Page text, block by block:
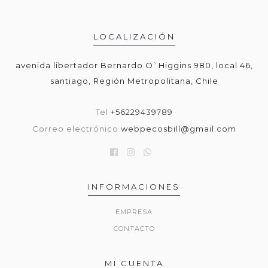
LOCALIZACIÓN
avenida libertador Bernardo O`Higgins 980, local 46,
santiago, Región Metropolitana, Chile
Tel +56229439789
Correo electrónico webpecosbill@gmail.com
INFORMACIONES
EMPRESA
CONTACTO
MI CUENTA